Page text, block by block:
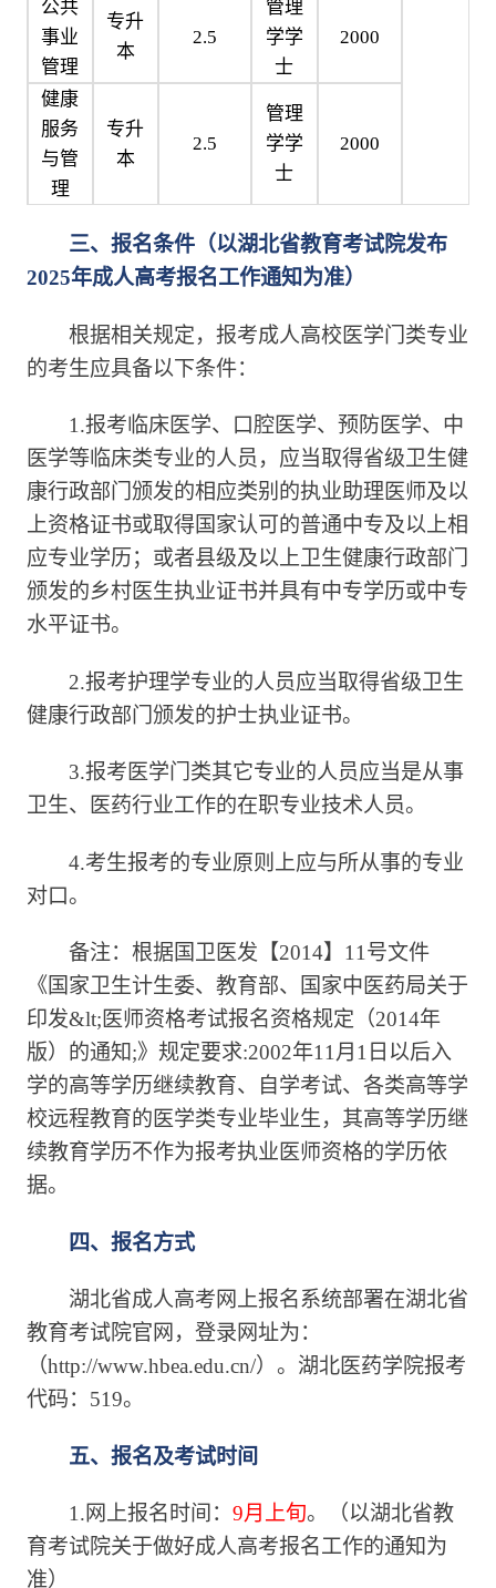
公共
事业
管理
专升
本
2.5
管理
学学
士
2000
健康
服务
与管
理
专升
本
2.5
管理
学学
士
2000
三、报名条件（以湖北省教育考试院发布
2025年成人高考报名工作通知为准）
根据相关规定，报考成人高校医学门类专业
的考生应具备以下条件：
1.报考临床医学、口腔医学、预防医学、中
医学等临床类专业的人员，应当取得省级卫生健
康行政部门颁发的相应类别的执业助理医师及以
上资格证书或取得国家认可的普通中专及以上相
应专业学历；或者县级及以上卫生健康行政部门
颁发的乡村医生执业证书并具有中专学历或中专
水平证书。
2.报考护理学专业的人员应当取得省级卫生
健康行政部门颁发的护士执业证书。
3.报考医学门类其它专业的人员应当是从事
卫生、医药行业工作的在职专业技术人员。
4.考生报考的专业原则上应与所从事的专业
对口。
备注：根据国卫医发【2014】11号文件
《国家卫生计生委、教育部、国家中医药局关于
印发&lt;医师资格考试报名资格规定（2014年
版）的通知;》规定要求:2002年11月1日以后入
学的高等学历继续教育、自学考试、各类高等学
校远程教育的医学类专业毕业生，其高等学历继
续教育学历不作为报考执业医师资格的学历依
据。
四、报名方式
湖北省成人高考网上报名系统部署在湖北省
教育考试院官网，登录网址为：
（http://www.hbea.edu.cn/）。湖北医药学院报考
代码：519。
五、报名及考试时间
1.网上报名时间： 9月上旬。（以湖北省教
育考试院关于做好成人高考报名工作的通知为
准）